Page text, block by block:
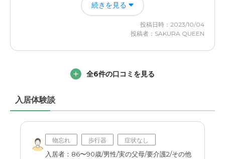
周辺環境は静かで、生活環境は、良かった。スーパー等、
買い物が出来る場所もあり、不自由さはなかった。
て、妥当といえる料金であると、思われる。
お風呂の設備が素晴らしく、寝たきりでも入浴できる。ス
タッフのサービスも行き届いている。レクリエーションも
職員・スタッフ・他入居者の雰囲気について
業者のショッピングを楽しんでいた。
外観・内装・居室・設備について
もあり、IHで軽い料理もできる。
介護医療サービスについて
続きを見る
投稿日時：2023/10/04
投稿者：SAKURA QUEEN
全6件の口コミを見る
入居体験談
物忘れ 歩行器 症状なし
入居者：86〜90歳/男性/実の父母/要介護2/その他